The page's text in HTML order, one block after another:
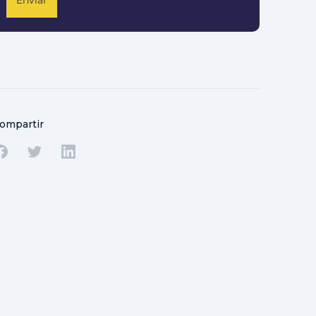
Compartir en Facebook
Compartir en Twitter
Compartir en Linkedin